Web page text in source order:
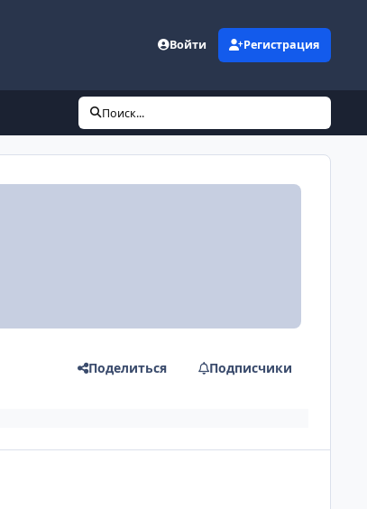
Войти Регистрация
Поиск...
Поделиться Подписчики